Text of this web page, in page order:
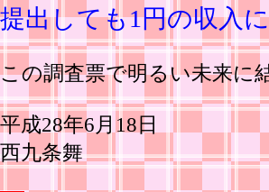
提出しても1円の収入
この調査票で明るい未来に
平成28年6月18日
西九条舞